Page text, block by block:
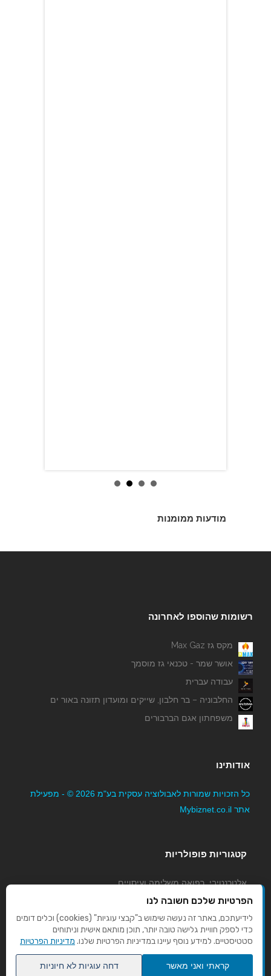
מודעות ממומנות
רשומות שהוספו לאחרונה
מקס גז Max Gaz
אושר שמר - טכנאי גז מוסמך
עבודה עברית
החלבוניה – בר חלבון, שייקים ומועדון תזונה באור ים
משפחתון אגם הברבורים
אודותינו
כל הזכויות שמורות לאבולוציה עסקית בע"מ 2026 © - מפעילת
אתר Mybiznet.co.il
קטגוריות פופולריות
אלטרנטיבי, רפואה משלימה ועיסויים
גני ילדים, משפחתונים וצהרונים
קוסמטיקה טיפוח ויופי
מורים לנהיגה
הפרטיות שלכם חשובה לנו
לידיעתכם, באתר זה נעשה שימוש ב"קבצי עוגיות" (cookies) וכלים דומים
כדי לספק חוויית גלישה טובה יותר, תוכן מותאם אישית וניתוחים
סטטיסטיים. למידע נוסף עיינו במדיניות הפרטיות שלנו. מדיניות הפרטיות
קראתי ואני מאשר דחה עוגיות לא חיוניות